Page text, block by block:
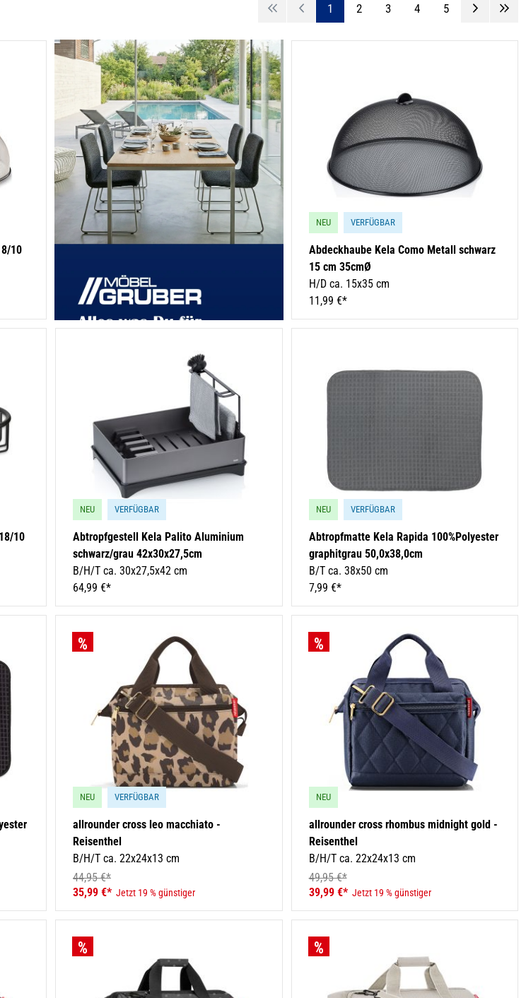
1 2 3 4 5
10
NEU VERFÜGBAR
Abdeckhaube Kela Como Metall schwarz
15 cm 35cmØ
H/D ca. 15x35 cm
11,99 €*
10
NEU VERFÜGBAR
Abtropfgestell Kela Palito Aluminium
schwarz/grau 42x30x27,5cm
B/H/T ca. 30x27,5x42 cm
64,99 €*
NEU VERFÜGBAR
Abtropfmatte Kela Rapida 100%Polyester
graphitgrau 50,0x38,0cm
B/T ca. 38x50 cm
7,99 €*
NEU VERFÜGBAR
allrounder cross leo macchiato -
Reisenthel
B/H/T ca. 22x24x13 cm
44,95 €*
35,99 €* Jetzt 19 % günstiger
NEU
allrounder cross rhombus midnight gold -
Reisenthel
B/H/T ca. 22x24x13 cm
49,95 €*
39,99 €* Jetzt 19 % günstiger